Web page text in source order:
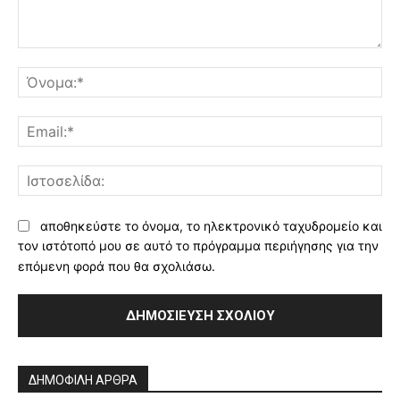
αποθηκεύστε το όνομα, το ηλεκτρονικό ταχυδρομείο και
τον ιστότοπό μου σε αυτό το πρόγραμμα περιήγησης για την
επόμενη φορά που θα σχολιάσω.
ΔΗΜΟΦΙΛΗ ΑΡΘΡΑ